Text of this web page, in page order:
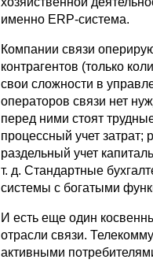
именно ERP-система.
Компании связи
контрагентов (только
свои сложности в
операторов связи нет
перед ними стоят
процессный учет затрат;
раздельный учет
т. д. Стандартные
системы с богатыми
И есть еще один
отрасли связи.
активными